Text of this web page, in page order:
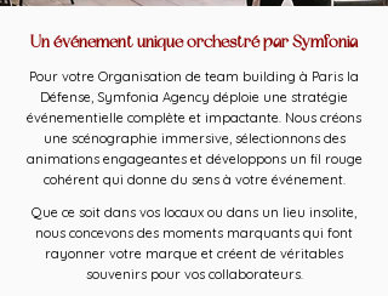
Un événement unique orchestré par Symfonia
Pour votre Organisation de team building à Paris la
Défense, Symfonia Agency déploie une stratégie
événementielle complète et impactante. Nous créons
une scénographie immersive, sélectionnons des
animations engageantes et développons un fil rouge
cohérent qui donne du sens à votre événement.
Que ce soit dans vos locaux ou dans un lieu insolite,
nous concevons des moments marquants qui font
rayonner votre marque et créent de véritables
souvenirs pour vos collaborateurs.